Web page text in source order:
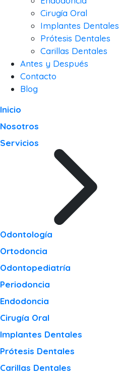
Cirugía Oral
Implantes Dentales
Prótesis Dentales
Carillas Dentales
Antes y Después
Contacto
Blog
Inicio
Nosotros
Servicios
Odontología
Ortodoncia
Odontopediatría
Periodoncia
Endodoncia
Cirugía Oral
Implantes Dentales
Prótesis Dentales
Carillas Dentales